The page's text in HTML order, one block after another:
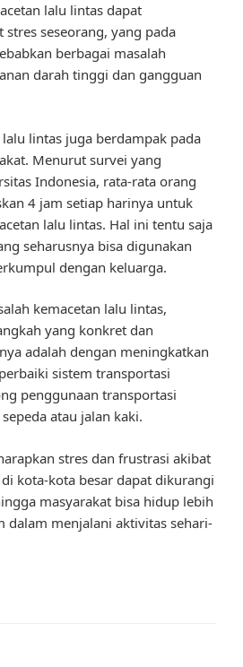
lalu lintas dapat
seseorang, yang pada
berbagai masalah
darah tinggi dan gangguan
lintas juga berdampak pada
Menurut survei yang
Indonesia, rata-rata orang
4 jam setiap harinya untuk
lalu lintas. Hal ini tentu saja
seharusnya bisa digunakan
dengan keluarga.
kemacetan lalu lintas,
yang konkret dan
adalah dengan meningkatkan
sistem transportasi
penggunaan transportasi
atau jalan kaki.
stres dan frustrasi akibat
kota-kota besar dapat dikurangi
masyarakat bisa hidup lebih
dalam menjalani aktivitas sehari-